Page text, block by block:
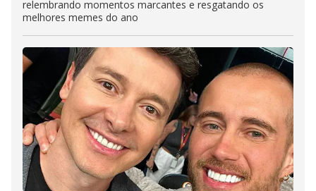
relembrando momentos marcantes e resgatando os
melhores memes do ano